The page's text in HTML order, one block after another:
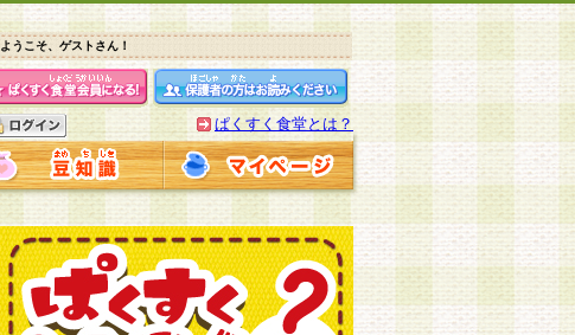
ようこそ、ゲストさん！
ぱくすく食堂とは？